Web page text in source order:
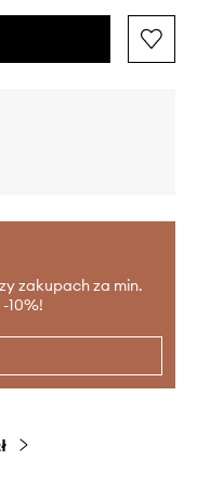
zakupach za min.
10%!